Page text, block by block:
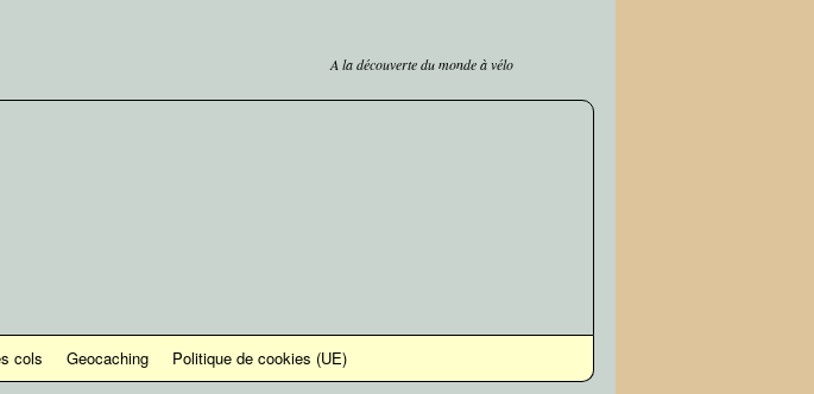
A la découverte du monde à vélo
cols Geocaching Politique de cookies (UE)